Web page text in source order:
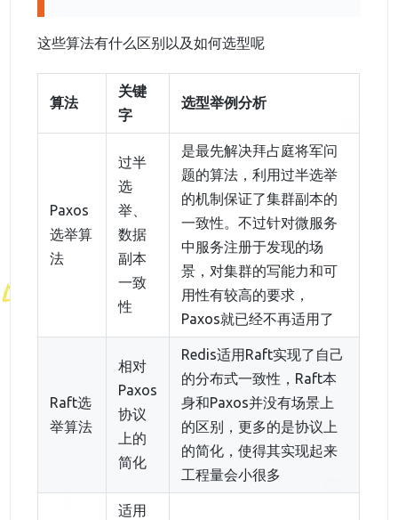
这些算法有什么区别以及如何选型呢
算法
关键
字
选型举例分析
Paxos
选举算
法
过半
选
举、
数据
副本
一致
性
是最先解决拜占庭将军问
题的算法，利用过半选举
的机制保证了集群副本的
一致性。不过针对微服务
中服务注册于发现的场
景，对集群的写能力和可
用性有较高的要求，
Paxos就已经不再适用了
Raft选
举算法
相对
Paxos
协议
上的
简化
Redis适用Raft实现了自己
的分布式一致性，Raft本
身和Paxos并没有场景上
的区别，更多的是协议上
的简化，使得其实现起来
工程量会小很多
适用